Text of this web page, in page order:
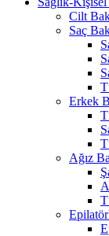
Cilt
Saç
Erkek
Ağız